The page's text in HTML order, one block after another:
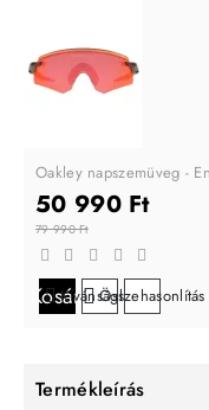
Oakley napszemüveg -
50 990 Ft
79 990 Ft
Kosárba
Kívánságlistára
Összehasonlítás
Termékleírás